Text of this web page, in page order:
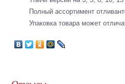
Полный ассортимент
Упаковка товара может